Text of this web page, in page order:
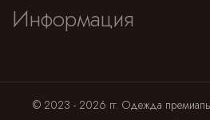
Информация
© 2023 - 2026 гг. Одежда